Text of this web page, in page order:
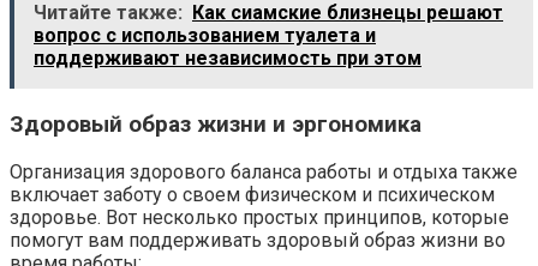
Читайте также:
Как сиамские близнецы решают
вопрос с использованием туалета и
поддерживают независимость при этом
Здоровый образ жизни и эргономика
Организация здорового баланса работы и отдыха также
включает заботу о своем физическом и психическом
здоровье. Вот несколько простых принципов, которые
помогут вам поддерживать здоровый образ жизни во